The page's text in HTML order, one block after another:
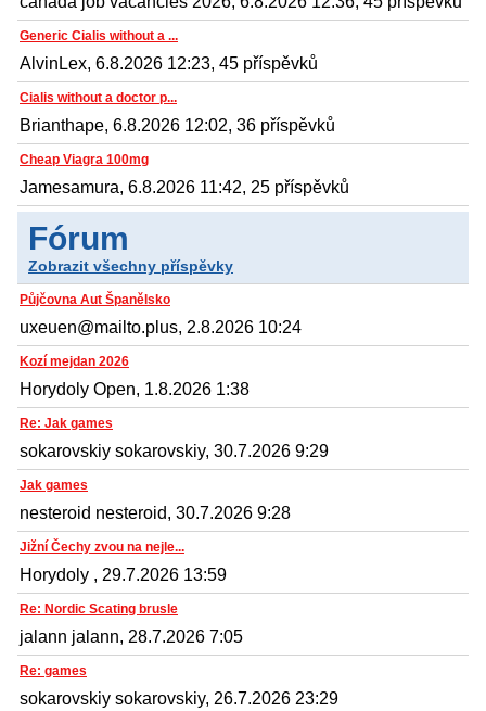
Generic Cialis without a ...
AlvinLex, 6.8.2026 12:23, 45 příspěvků
Cialis without a doctor p...
Brianthape, 6.8.2026 12:02, 36 příspěvků
Cheap Viagra 100mg
Jamesamura, 6.8.2026 11:42, 25 příspěvků
Fórum
Zobrazit všechny příspěvky
Půjčovna Aut Španělsko
uxeuen@mailto.plus, 2.8.2026 10:24
Kozí mejdan 2026
Horydoly Open, 1.8.2026 1:38
Re: Jak games
sokarovskiy sokarovskiy, 30.7.2026 9:29
Jak games
nesteroid nesteroid, 30.7.2026 9:28
Jižní Čechy zvou na nejle...
Horydoly , 29.7.2026 13:59
Re: Nordic Scating brusle
jalann jalann, 28.7.2026 7:05
Re: games
sokarovskiy sokarovskiy, 26.7.2026 23:29